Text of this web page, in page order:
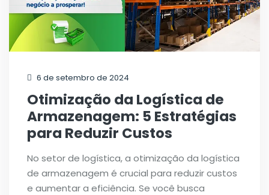
6 de setembro de 2024
Otimização da Logística de
Armazenagem: 5 Estratégias
para Reduzir Custos
No setor de logística, a otimização da logística
de armazenagem é crucial para reduzir custos
e aumentar a eficiência. Se você busca